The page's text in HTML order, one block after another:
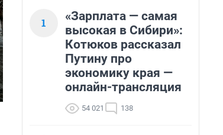
1
«Зарплата — самая
высокая в Сибири»:
Котюков рассказал
Путину про
экономику края —
онлайн-трансляция
54 021 138